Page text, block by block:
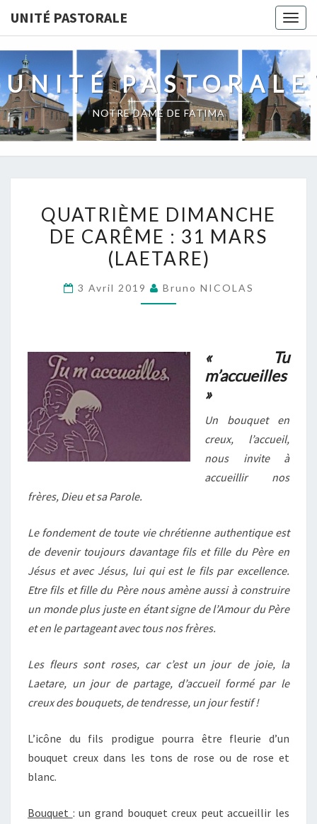
UNITÉ PASTORALE
UNITÉ PASTORALE
NOTRE DAME DE FATIMA
DIMANCHE
DE
CARÊME
31
QUATRIÈME DIMANCHE
DE CARÊME : 31 MARS
(LAETARE)
3 Avril 2019 Bruno NICOLAS
« Tu
m’accueilles
»
Un bouquet en
creux, l’accueil,
nous invite à
accueillir nos
frères, Dieu et sa Parole.
Le fondement de toute vie chrétienne authentique est
de devenir toujours davantage fils et fille du Père en
Jésus et avec Jésus, lui qui est le fils par excellence.
Etre fils et fille du Père nous amène aussi à construire
un monde plus juste en étant signe de l’Amour du Père
et en le partageant avec tous nos frères.
Les fleurs sont roses, car c’est un jour de joie, la
Laetare, un jour de partage, d’accueil formé par le
creux des bouquets, de tendresse, un jour festif !
L’icône du fils prodigue pourra être fleurie d’un
bouquet creux dans les tons de rose ou de rose et
blanc.
Bouquet : un grand bouquet creux peut accueillir les